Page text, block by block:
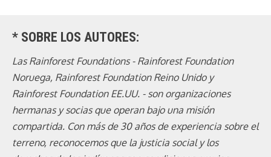
* SOBRE LOS AUTORES:
Las Rainforest Foundations - Rainforest Foundation
Noruega, Rainforest Foundation Reino Unido y
Rainforest Foundation EE.UU. - son organizaciones
hermanas y socias que operan bajo una misión
compartida. Con más de 30 años de experiencia sobre el
terreno, reconocemos que la justicia social y los